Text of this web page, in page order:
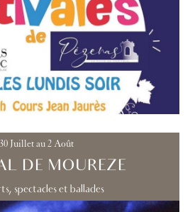
30 Juillet au 2 Août
DE MOUREZE
spectacles et ballades